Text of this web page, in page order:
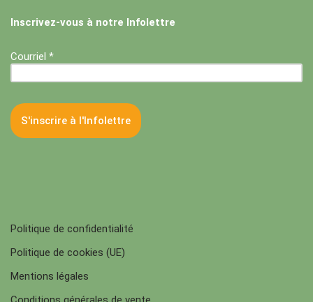
Inscrivez-vous à notre Infolettre
Courriel *
Politique de confidentialité
Politique de cookies (UE)
Mentions légales